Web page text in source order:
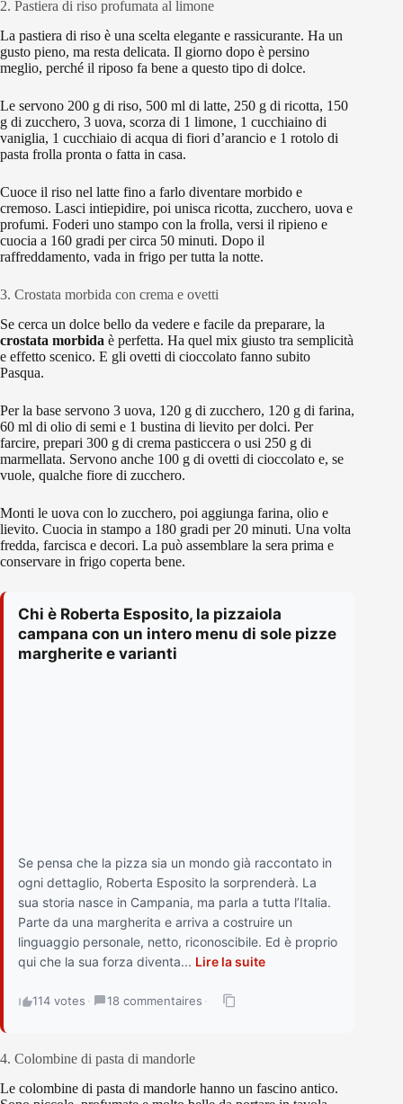
2. Pastiera di riso profumata al limone
La pastiera di riso è una scelta elegante e rassicurante. Ha un
gusto pieno, ma resta delicata. Il giorno dopo è persino
meglio, perché il riposo fa bene a questo tipo di dolce.
Le servono 200 g di riso, 500 ml di latte, 250 g di ricotta, 150
g di zucchero, 3 uova, scorza di 1 limone, 1 cucchiaino di
vaniglia, 1 cucchiaio di acqua di fiori d’arancio e 1 rotolo di
pasta frolla pronta o fatta in casa.
Cuoce il riso nel latte fino a farlo diventare morbido e
cremoso. Lasci intiepidire, poi unisca ricotta, zucchero, uova e
profumi. Foderi uno stampo con la frolla, versi il ripieno e
cuocia a 160 gradi per circa 50 minuti. Dopo il
raffreddamento, vada in frigo per tutta la notte.
3. Crostata morbida con crema e ovetti
Se cerca un dolce bello da vedere e facile da preparare, la
crostata morbida è perfetta. Ha quel mix giusto tra semplicità
e effetto scenico. E gli ovetti di cioccolato fanno subito
Pasqua.
Per la base servono 3 uova, 120 g di zucchero, 120 g di farina,
60 ml di olio di semi e 1 bustina di lievito per dolci. Per
farcire, prepari 300 g di crema pasticcera o usi 250 g di
marmellata. Servono anche 100 g di ovetti di cioccolato e, se
vuole, qualche fiore di zucchero.
Monti le uova con lo zucchero, poi aggiunga farina, olio e
lievito. Cuocia in stampo a 180 gradi per 20 minuti. Una volta
fredda, farcisca e decori. La può assemblare la sera prima e
conservare in frigo coperta bene.
Chi è Roberta Esposito, la pizzaiola
campana con un intero menu di sole pizze
margherite e varianti
Se pensa che la pizza sia un mondo già raccontato in
ogni dettaglio, Roberta Esposito la sorprenderà. La
sua storia nasce in Campania, ma parla a tutta l’Italia.
Parte da una margherita e arriva a costruire un
linguaggio personale, netto, riconoscibile. Ed è proprio
qui che la sua forza diventa... Lire la suite
114 votes · 18 commentaires ·
4. Colombine di pasta di mandorle
Le colombine di pasta di mandorle hanno un fascino antico.